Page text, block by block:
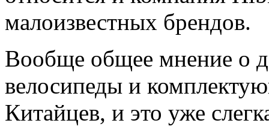
малоизвестных брендов.
Вообще общее мнение о
велосипеды и
Китайцев, и это уже